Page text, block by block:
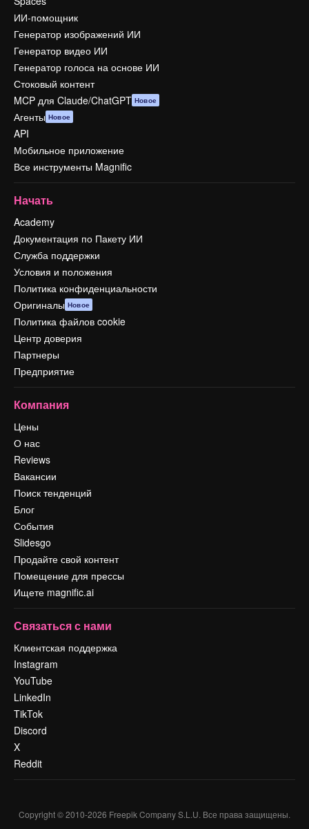
ИИ-помощник
Генератор изображений ИИ
Генератор видео ИИ
Генератор голоса на основе ИИ
Стоковый контент
MCP для Claude/ChatGPT Новое
Агенты Новое
API
Мобильное приложение
Все инструменты Magnific
Начать
Academy
Документация по Пакету ИИ
Служба поддержки
Условия и положения
Политика конфиденциальности
Оригиналы Новое
Политика файлов cookie
Центр доверия
Партнеры
Предприятие
Компания
Цены
О нас
Reviews
Вакансии
Поиск тенденций
Блог
События
Slidesgo
Продайте свой контент
Помещение для прессы
Ищете magnific.ai
Связаться с нами
Клиентская поддержка
Instagram
YouTube
LinkedIn
TikTok
Discord
X
Reddit
Copyright © 2010-2026 Freepik Company S.L.U. Все права защищены.